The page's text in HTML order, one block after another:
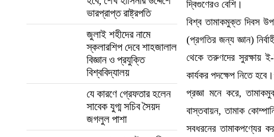
ভারপ্রাপ্ত রাষ্ট্রপতি
জুলাই শহীদের নামে
স্কলারশিপ দেবে শাহজালাল
বিজ্ঞান ও প্রযুক্তি
বিশ্ববিদ্যালয়
যে কারণে গ্রেফতার হলেন
সাবেক যুগ্ম সচিব সৈয়দ
জগলুল পাশা
দ্বিগুণেরও বেশি।
বিশ্ব তামাকমুক্ত দিবস
(প্রগতির জন্য জ্ঞান)
থেকে তরুণদের সুরক্ষায়
কার্যকর পদক্ষেপ নিতে
প্রজ্ঞা মনে করে,
বাস্তবায়ন, তামাক
সবধরনের তামাকপণ্যের